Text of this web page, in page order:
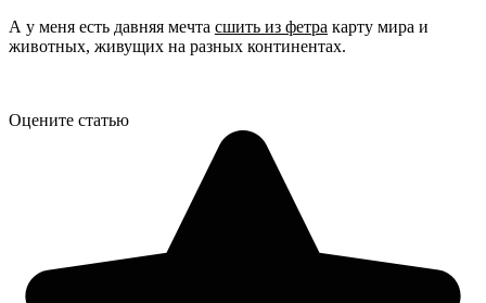
А у меня есть давняя мечта сшить из фетра карту мира и
животных, живущих на разных континентах.
Оцените статью